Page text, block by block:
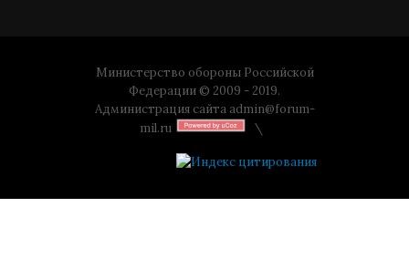
Министерство обороны Российской
Федерации © 2009 - 2019.
Администрация сайта admin@forum-
mil.ru